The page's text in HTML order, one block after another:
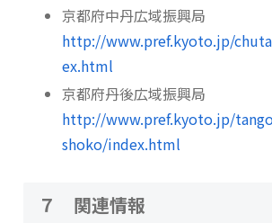
京都府中丹広域振興局
http://www.pref.kyoto.jp/
ex.html
京都府丹後広域振興局
http://www.pref.kyoto.jp/
shoko/index.html
７ 関連情報